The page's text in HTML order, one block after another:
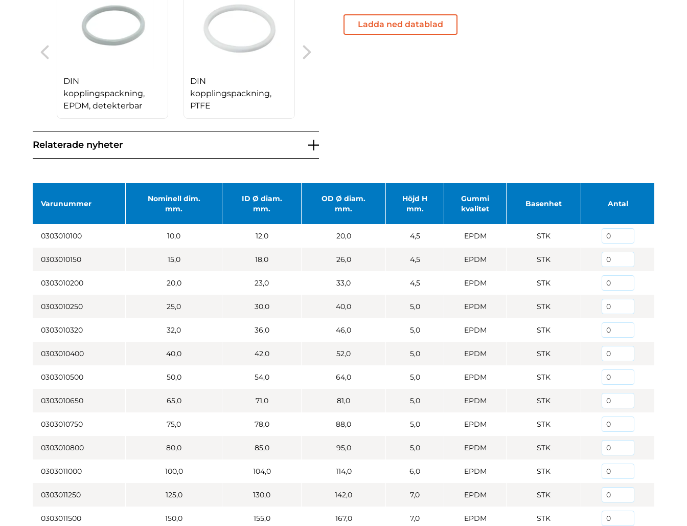
DIN
kopplingspackning,
EPDM, detekterbar
DIN
kopplingspackning,
PTFE
Relaterade nyheter
Ladda ned datablad
Varunummer
Nominell dim.
mm.
ID Ø diam.
mm.
OD Ø diam.
mm.
Höjd H
mm.
Gummi
kvalitet
Basenhet Antal
0303010100 10,0 12,0 20,0 4,5 EPDM STK
0303010150 15,0 18,0 26,0 4,5 EPDM STK
0303010200 20,0 23,0 33,0 4,5 EPDM STK
0303010250 25,0 30,0 40,0 5,0 EPDM STK
0303010320 32,0 36,0 46,0 5,0 EPDM STK
0303010400 40,0 42,0 52,0 5,0 EPDM STK
0303010500 50,0 54,0 64,0 5,0 EPDM STK
0303010650 65,0 71,0 81,0 5,0 EPDM STK
0303010750 75,0 78,0 88,0 5,0 EPDM STK
0303010800 80,0 85,0 95,0 5,0 EPDM STK
0303011000 100,0 104,0 114,0 6,0 EPDM STK
0303011250 125,0 130,0 142,0 7,0 EPDM STK
0303011500 150,0 155,0 167,0 7,0 EPDM STK